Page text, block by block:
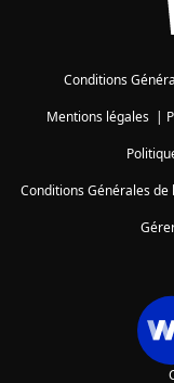
Conditions
Mentions légales|
Conditions Générales